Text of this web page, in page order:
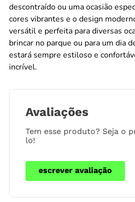
descontraído ou uma ocasião
cores vibrantes e o design
versátil e perfeita para diversas
brincar no parque ou para um dia
estará sempre estiloso e
incrível.
Avaliações
Tem esse produto? Seja o
lo!
escrever avaliação